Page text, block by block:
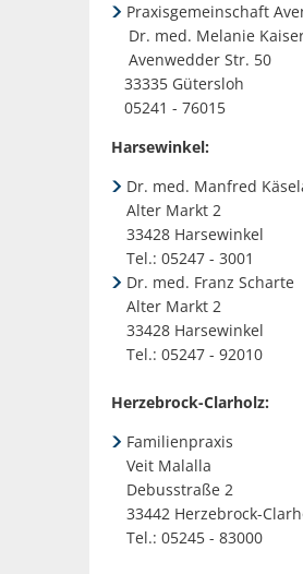
Praxisgemeinschaft
Dr. med. Melanie
Avenwedder Str. 50
33335 Gütersloh
05241 - 76015
Harsewinkel:
Dr. med. Manfred
Alter Markt 2
33428 Harsewinkel
Tel.: 05247 - 3001
Dr. med. Franz Scharte
Alter Markt 2
33428 Harsewinkel
Tel.: 05247 - 92010
Herzebrock-Clarholz:
Familienpraxis
Veit Malalla
Debusstraße 2
33442 Herzebrock-
Tel.: 05245 - 83000